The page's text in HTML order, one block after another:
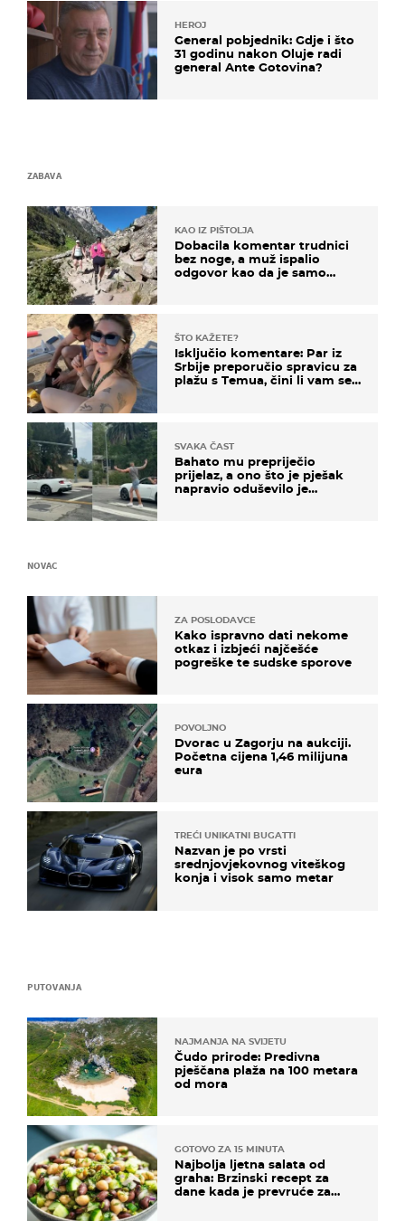
HEROJ
General pobjednik: Gdje i što
31 godinu nakon Oluje radi
general Ante Gotovina?
ZABAVA
KAO IZ PIŠTOLJA
Dobacila komentar trudnici
bez noge, a muž ispalio
odgovor kao da je samo
ŠTO KAŽETE?
Isključio komentare: Par iz
Srbije preporučio spravicu za
plažu s Temua, čini li vam se
SVAKA ČAST
Bahato mu prepriječio
prijelaz, a ono što je pješak
napravio oduševilo je
PUTOVANJA
NAJMANJA NA SVIJETU
Čudo prirode: Predivna
pješčana plaža na 100 metara
od mora
GOTOVO ZA 15 MINUTA
Najbolja ljetna salata od
graha: Brzinski recept za
dane kada je prevruće za
NOVAC
ZA POSLODAVCE
Kako ispravno dati nekome
otkaz i izbjeći najčešće
pogreške te sudske sporove
POVOLJNO
Dvorac u Zagorju na aukciji.
Početna cijena 1,46 milijuna
eura
TREĆI UNIKATNI BUGATTI
Nazvan je po vrsti
srednjovjekovnog viteškog
konja i visok samo metar